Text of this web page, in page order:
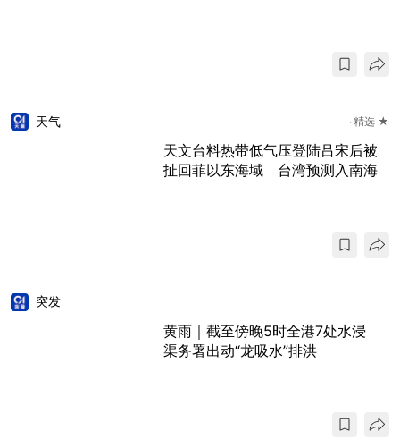
天气 精选 ★
天文台料热带低气压登陆吕宋后被
扯回菲以东海域 台湾预测入南海
突发
黄雨｜截至傍晚5时全港7处水浸
渠务署出动“龙吸水”排洪